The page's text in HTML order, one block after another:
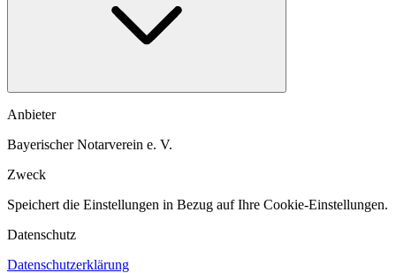
Anbieter
Bayerischer Notarverein e. V.
Zweck
Speichert die Einstellungen in Bezug auf Ihre Cookie-Einstellungen.​
Datenschutz
Datenschutzerklärung